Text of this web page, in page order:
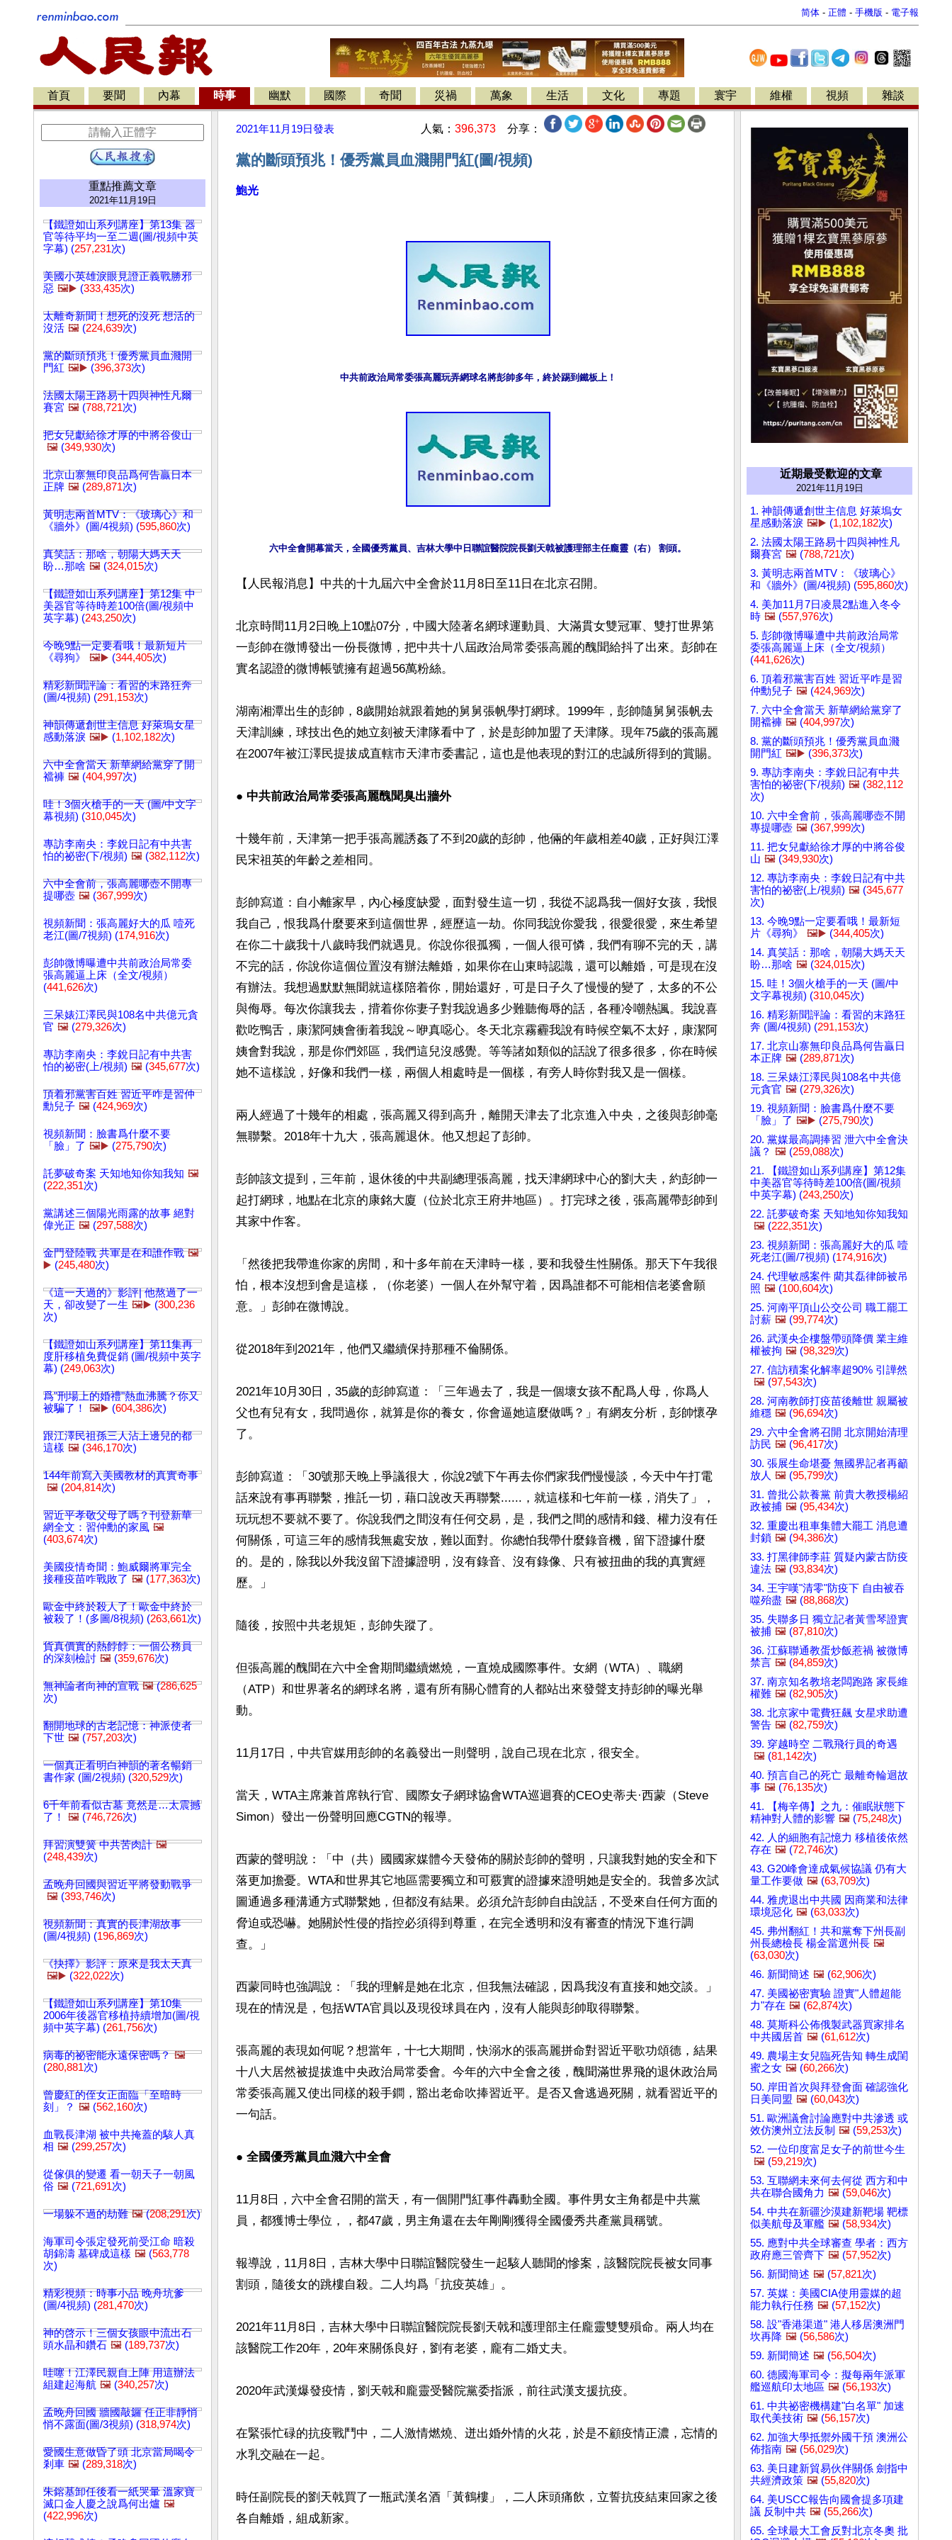
简体 - 正體 - 手機版 - 電子報
首頁 要聞 內幕 時事 幽默 國際 奇聞 災禍 萬象 生活 文化 專題 寰宇 維權 視頻 雜談
重點推薦文章
2021年11月19日
【鐵證如山系列講座】第13集 器
官等待平均一至二週(圖/視頻中英
字幕) (257,231次)
美國小英雄淚眼見證正義戰勝邪
惡 🖼️▶️ (333,435次)
太離奇新聞！想死的沒死 想活的
沒活 🖼️ (224,639次)
黨的斷頭預兆！優秀黨員血濺開
門紅 🖼️▶️ (396,373次)
法國太陽王路易十四與神性凡爾
賽宮 🖼️ (788,721次)
把女兒獻給徐才厚的中將谷俊山
🖼️ (349,930次)
北京山寨無印良品爲何告贏日本
正牌 🖼️ (289,871次)
黃明志兩首MTV：《玻璃心》和
《牆外》(圖/4視頻) (595,860次)
真笑話：那啥，朝陽大媽天天
盼…那啥 🖼️ (324,015次)
【鐵證如山系列講座】第12集 中
美器官等待時差100倍(圖/視頻中
英字幕) (243,250次)
今晚9點一定要看哦！最新短片
《尋狗》
🖼️▶️ (344,405次)
精彩新聞評論：看習的末路狂奔
(圖/4視頻) (291,153次)
神韻傳遞創世主信息 好萊塢女星
感動落淚 🖼️▶️ (1,102,182次)
六中全會當天 新華網給黨穿了開
襠褲 🖼️ (404,997次)
哇！3個火槍手的一天 (圖/中文字
幕視頻) (310,045次)
專訪李南央：李銳日記有中共害
怕的祕密(下/視頻) 🖼️ (382,112次)
六中全會前，張高麗哪壺不開專
提哪壺 🖼️ (367,999次)
視頻新聞：張高麗好大的瓜 噎死
老江(圖/7視頻) (174,916次)
彭帥微博曝遭中共前政治局常委
張高麗逼上床（全文/視頻）
(441,626次)
三呆婊江澤民與108名中共億元貪
官 🖼️ (279,326次)
專訪李南央：李銳日記有中共害
怕的祕密(上/視頻) 🖼️ (345,677次)
頂着邪黨害百姓 習近平咋是習仲
勳兒子 🖼️ (424,969次)
視頻新聞：臉書爲什麼不要
「臉」了 🖼️▶️ (275,790次)
託夢破奇案 天知地知你知我知 🖼️
(222,351次)
黨講述三個陽光雨露的故事 絕對
偉光正 🖼️ (297,588次)
金門登陸戰 共軍是在和誰作戰 🖼️
▶️ (245,480次)
《這一天過的》影評| 他熬過了一
天，卻改變了一生 🖼️▶️ (300,236
次)
【鐵證如山系列講座】第11集再
度肝移植免費促銷 (圖/視頻中英字
幕) (249,063次)
爲"刑場上的婚禮"熱血沸騰？你又
被騙了！
🖼️▶️ (604,386次)
跟江澤民祖孫三人沾上邊兒的都
這樣 🖼️ (346,170次)
144年前寫入美國教材的真實奇事
🖼️ (204,814次)
習近平孝敬父母了嗎？刊登新華
網全文：習仲勳的家風 🖼️
(403,674次)
美國疫情奇聞：鮑威爾將軍完全
接種疫苗咋戰敗了 🖼️ (177,363次)
歐金中終於殺人了！歐金中終於
被殺了！(多圖/8視頻) (263,661次)
貨真價實的熱餑餑：一個公務員
的深刻檢討 🖼️ (359,676次)
無神論者向神的宣戰 🖼️(286,625
次)
翻開地球的古老記憶：神派使者
下世 🖼️ (757,203次)
一個真正看明白神韻的著名暢銷
書作家 (圖/2視頻) (320,529次)
6千年前看似古墓 竟然是…太震撼
了！
🖼️ (746,726次)
拜習演雙簧 中共苦肉計 🖼️
(248,439次)
孟晚舟回國與習近平將發動戰爭
🖼️ (393,746次)
視頻新聞：真實的長津湖故事
(圖/4視頻) (196,869次)
《抉擇》影評：原來是我太天真
🖼️▶️ (322,022次)
【鐵證如山系列講座】第10集
2006年後器官移植持續增加(圖/視
頻中英字幕) (261,756次)
病毒的祕密能永遠保密嗎？ 🖼️
(280,881次)
曾慶紅的侄女正面臨「至暗時
刻」？ 🖼️ (562,160次)
血戰長津湖 被中共掩蓋的駭人真
相 🖼️ (299,257次)
從傢俱的變遷 看一朝天子一朝風
俗 🖼️ (721,691次)
一場躲不過的劫難 🖼️(208,291次)
海軍司令張定發死前受江命 暗殺
胡錦濤 墓碑成這樣 🖼️ (563,778
次)
精彩視頻：時事小品 晚舟坑爹
(圖/4視頻) (281,470次)
神的啓示！三個女孩眼中流出石
頭水晶和鑽石 🖼️ (189,737次)
哇噻！江澤民親自上陣 用這辦法
組建起海航 🖼️ (340,257次)
孟晚舟回國 牆國敲鑼 任正非靜悄
悄不露面(圖/3視頻) (318,974次)
愛國生意做昏了頭 北京當局喝令
剎車 🖼️ (289,318次)
朱鎔基卸任後看一紙哭暈 溫家寶
滅口金人慶之說爲何出爐 🖼️
(422,996次)
2021年11月19日發表 人氣： 396,373 分享：
黨的斷頭預兆！優秀黨員血濺開門紅(圖/視頻)
鮑光
中共前政治局常委張高麗玩弄網球名將彭帥多年，終於踢到鐵板上！
六中全會開幕當天，全國優秀黨員、吉林大學中日聯誼醫院院長劉天戟被護理部主任龐靈（右） 割頭。
【人民報消息】中共的十九屆六中全會於11月8日至11日在北京召開。
北京時間11月2日晚上10點07分，中國大陸著名網球運動員、大滿貫女雙冠軍、雙打世界第
一彭帥在微博發出一份長微博，把中共十八屆政治局常委張高麗的醜聞給抖了出來。彭帥在
實名認證的微博帳號擁有超過56萬粉絲。
湖南湘潭出生的彭帥，8歲開始就跟着她的舅舅張帆學打網球。1999年，彭帥隨舅舅張帆去
天津訓練，球技出色的她立刻被天津隊看中了，於是彭帥加盟了天津隊。現年75歲的張高麗
在2007年被江澤民提拔成直轄市天津市委書記，這也是他表現的對江的忠誠所得到的賞賜。
● 中共前政治局常委張高麗醜聞臭出牆外
十幾年前，天津第一把手張高麗誘姦了不到20歲的彭帥，他倆的年歲相差40歲，正好與江澤
民宋祖英的年齡之差相同。
彭帥寫道：自小離家早，內心極度缺愛，面對發生這一切，我從不認爲我一個好女孩，我恨
我自己，恨我爲什麼要來到這個世界，經歷這一劫。你同我說你愛我，很愛很愛，來生希望
在你二十歲我十八歲時我們就遇見。你說你很孤獨，一個人很可憐，我們有聊不完的天，講
不完的話，你說你這個位置沒有辦法離婚，如果你在山東時認識，還可以離婚，可是現在沒
有辦法。我想過默默無聞就這樣陪着你，開始還好，可是日子久了慢慢的變了，太多的不公
與侮辱。每次你讓我去，揹着你你妻子對我說過多少難聽侮辱的話，各種冷嘲熱諷。我說喜
歡吃鴨舌，康潔阿姨會衝着我說～咿真噁心。冬天北京霧霾我說有時候空氣不太好，康潔阿
姨會對我說，那是你們郊區，我們這兒沒感覺。等等諸如類似的話說了很多很多，你在時候
她不這樣說，好像和我們一樣，兩個人相處時是一個樣，有旁人時你對我又是一個樣。
兩人經過了十幾年的相處，張高麗又得到高升，離開天津去了北京進入中央，之後與彭帥毫
無聯繫。2018年十九大，張高麗退休。他又想起了彭帥。
彭帥該文提到，三年前，退休後的中共副總理張高麗，找天津網球中心的劉大夫，約彭帥一
起打網球，地點在北京的康銘大廈（位於北京王府井地區）。打完球之後，張高麗帶彭帥到
其家中作客。
「然後把我帶進你家的房間，和十多年前在天津時一樣，要和我發生性關係。那天下午我很
怕，根本沒想到會是這樣，（你老婆）一個人在外幫守着，因爲誰都不可能相信老婆會願
意。」彭帥在微博說。
從2018年到2021年，他們又繼續保持那種不倫關係。
2021年10月30日，35歲的彭帥寫道：「三年過去了，我是一個壞女孩不配爲人母，你爲人
父也有兒有女，我問過你，就算是你的養女，你會逼她這麼做嗎？」有網友分析，彭帥懷孕
了。
彭帥寫道：「30號那天晚上爭議很大，你說2號下午再去你們家我們慢慢談，今天中午打電
話來說有事再聯繫，推託一切，藉口說改天再聯繫......，就這樣和七年前一樣，消失了」，
玩玩想不要就不要了。你說我們之間沒有任何交易，是，我們之間的感情和錢、權力沒有任
何關係，可這三年的感情我無處安放，難以面對。你總怕我帶什麼錄音機，留下證據什麼
的。是的，除我以外我沒留下證據證明，沒有錄音、沒有錄像、只有被扭曲的我的真實經
歷。」
隨後，按照中共老規矩，彭帥失蹤了。
但張高麗的醜聞在六中全會期間繼續燃燒，一直燒成國際事件。女網（WTA）、職網
（ATP）和世界著名的網球名將，還有所有關心體育的人都站出來發聲支持彭帥的曝光舉
動。
11月17日，中共官媒用彭帥的名義發出一則聲明，說自己現在北京，很安全。
當天，WTA主席兼首席執行官、國際女子網球協會WTA巡迴賽的CEO史蒂夫·西蒙（Steve
Simon）發出一份聲明回應CGTN的報導。
西蒙的聲明說：「中（共）國國家媒體今天發佈的關於彭帥的聲明，只讓我對她的安全和下
落更加擔憂。WTA和世界其它地區需要獨立和可覈實的證據來證明她是安全的。我曾多次試
圖通過多種溝通方式聯繫她，但都沒有結果。必須允許彭帥自由說話，不受來自任何方面的
脅迫或恐嚇。她關於性侵的指控必須得到尊重，在完全透明和沒有審查的情況下進行調
查。」
西蒙同時也強調說：「我的理解是她在北京，但我無法確認，因爲我沒有直接和她交談。」
現在的情況是，包括WTA官員以及現役球員在內，沒有人能與彭帥取得聯繫。
張高麗的表現如何呢？想當年，十七大期間，快溺水的張高麗拼命對習近平歌功頌德，結果
十八大居然被提拔進中央政治局常委會。今年的六中全會之後，醜聞滿世界飛的退休政治局
常委張高麗又使出同樣的殺手鐧，豁出老命吹捧習近平。是否又會逃過死關，就看習近平的
一句話。
● 全國優秀黨員血濺六中全會
11月8日，六中全會召開的當天，有一個開門紅事件轟動全國。事件男女主角都是中共黨
員，都獲博士學位，，都47歲，男主角還在去年剛剛獲得全國優秀共產黨員稱號。
報導說，11月8日，吉林大學中日聯誼醫院發生一起駭人聽聞的慘案，該醫院院長被女同事
割頭，隨後女的跳樓自殺。二人均爲「抗疫英雄」。
2021年11月8日，吉林大學中日聯誼醫院院長劉天戟和護理部主任龐靈雙雙殞命。兩人均在
該醫院工作20年，20年來關係良好，劉有老婆，龐有二婚丈夫。
2020年武漢爆發疫情，劉天戟和龐靈受醫院黨委指派，前往武漢支援抗疫。
在緊張忙碌的抗疫戰鬥中，二人激情燃燒、迸出婚外情的火花，於是不顧疫情正濃，忘情的
水乳交融在一起。
時任副院長的劉天戟買了一瓶武漢名酒「黃鶴樓」，二人床頭痛飲，立誓抗疫結束回家之後
各自離婚，組成新家。
近期最受歡迎的文章
2021年11月19日
1. 神韻傳遞創世主信息 好萊塢女
星感動落淚 🖼️▶️ (1,102,182次)
2. 法國太陽王路易十四與神性凡
爾賽宮 🖼️ (788,721次)
3. 黃明志兩首MTV：《玻璃心》
和《牆外》(圖/4視頻) (595,860次)
4. 美加11月7日凌晨2點進入冬令
時 🖼️ (557,976次)
5. 彭帥微博曝遭中共前政治局常
委張高麗逼上床（全文/視頻）
(441,626次)
6. 頂着邪黨害百姓 習近平咋是習
仲勳兒子 🖼️ (424,969次)
7. 六中全會當天 新華網給黨穿了
開襠褲 🖼️ (404,997次)
8. 黨的斷頭預兆！優秀黨員血濺
開門紅 🖼️▶️ (396,373次)
9. 專訪李南央：李銳日記有中共
害怕的祕密(下/視頻) 🖼️ (382,112
次)
10. 六中全會前，張高麗哪壺不開
專提哪壺 🖼️ (367,999次)
11. 把女兒獻給徐才厚的中將谷俊
山 🖼️ (349,930次)
12. 專訪李南央：李銳日記有中共
害怕的祕密(上/視頻) 🖼️ (345,677
次)
13. 今晚9點一定要看哦！最新短
片《尋狗》
🖼️▶️ (344,405次)
14. 真笑話：那啥，朝陽大媽天天
盼…那啥 🖼️ (324,015次)
15. 哇！3個火槍手的一天 (圖/中
文字幕視頻) (310,045次)
16. 精彩新聞評論：看習的末路狂
奔 (圖/4視頻) (291,153次)
17. 北京山寨無印良品爲何告贏日
本正牌 🖼️ (289,871次)
18. 三呆婊江澤民與108名中共億
元貪官 🖼️ (279,326次)
19. 視頻新聞：臉書爲什麼不要
「臉」了 🖼️▶️ (275,790次)
20. 黨媒最高調捧習 泄六中全會決
議？ 🖼️ (259,088次)
21. 【鐵證如山系列講座】第12集
中美器官等待時差100倍(圖/視頻
中英字幕) (243,250次)
22. 託夢破奇案 天知地知你知我知
🖼️ (222,351次)
23. 視頻新聞：張高麗好大的瓜 噎
死老江(圖/7視頻) (174,916次)
24. 代理敏感案件 藺其磊律師被吊
照 🖼️ (100,604次)
25. 河南平頂山公交公司 職工罷工
討薪 🖼️ (99,774次)
26. 武漢央企樓盤帶頭降價 業主維
權被拘 🖼️ (98,329次)
27. 信訪積案化解率超90% 引譁然
🖼️ (97,543次)
28. 河南教師打疫苗後離世 親屬被
維穩 🖼️ (96,694次)
29. 六中全會將召開 北京開始清理
訪民 🖼️ (96,417次)
30. 張展生命堪憂 無國界記者再籲
放人 🖼️ (95,799次)
31. 曾批公款養黨 前貴大教授楊紹
政被捕 🖼️ (95,434次)
32. 重慶出租車集體大罷工 消息遭
封鎖 🖼️ (94,386次)
33. 打黑律師李莊 質疑內蒙古防疫
違法 🖼️ (93,834次)
34. 王宇嘆"清零"防疫下 自由被吞
噬殆盡 🖼️ (88,868次)
35. 失聯多日 獨立記者黃雪琴證實
被捕 🖼️ (87,810次)
36. 江蘇聯通教蛋炒飯惹禍 被微博
禁言 🖼️ (84,859次)
37. 南京知名教培老闆跑路 家長維
權難 🖼️ (82,905次)
38. 北京家中電費狂飆 女星求助遭
警告 🖼️ (82,759次)
39. 穿越時空 二戰飛行員的奇遇
🖼️ (81,142次)
40. 預言自己的死亡 最離奇輪迴故
事 🖼️ (76,135次)
41. 【梅辛傳】之九：催眠狀態下
精神對人體的影響 🖼️ (75,248次)
42. 人的細胞有記憶力 移植後依然
存在 🖼️ (72,746次)
43. G20峰會達成氣候協議 仍有大
量工作要做 🖼️ (63,709次)
44. 雅虎退出中共國 因商業和法律
環境惡化 🖼️ (63,033次)
45. 弗州翻紅！共和黨奪下州長副
州長總檢長 楊金當選州長 🖼️
(63,030次)
46. 新聞簡述 🖼️ (62,906次)
47. 美國祕密實驗 證實"人體超能
力"存在 🖼️ (62,874次)
48. 莫斯科公佈俄製武器買家排名
中共國居首 🖼️ (61,612次)
49. 農場主女兒臨死告知 轉生成閨
蜜之女 🖼️ (60,266次)
50. 岸田首次與拜登會面 確認強化
日美同盟 🖼️ (60,043次)
51. 歐洲議會討論應對中共滲透 或
效仿澳州立法反制 🖼️ (59,253次)
52. 一位印度富足女子的前世今生
🖼️ (59,219次)
53. 互聯網未來何去何從 西方和中
共在聯合國角力 🖼️ (59,046次)
54. 中共在新疆沙漠建新靶場 靶標
似美航母及軍艦 🖼️ (58,934次)
55. 應對中共全球審查 學者：西方
政府應三管齊下 🖼️ (57,952次)
56. 新聞簡述 🖼️ (57,821次)
57. 英媒：美國CIA使用靈媒的超
能力執行任務 🖼️ (57,152次)
58. 設"香港渠道" 港人移居澳洲門
坎再降 🖼️ (56,586次)
59. 新聞簡述 🖼️ (56,504次)
60. 德國海軍司令：擬每兩年派軍
艦巡航印太地區 🖼️ (56,193次)
61. 中共祕密機構建"白名單" 加速
取代美技術 🖼️ (56,157次)
62. 加強大學抵禦外國干預 澳洲公
佈指南 🖼️ (56,029次)
63. 美日建新貿易伙伴關係 劍指中
共經濟政策 🖼️ (55,820次)
64. 美USCC報告向國會提多項建
議 反制中共 🖼️ (55,266次)
65. 全球最大工會反對北京冬奧 批